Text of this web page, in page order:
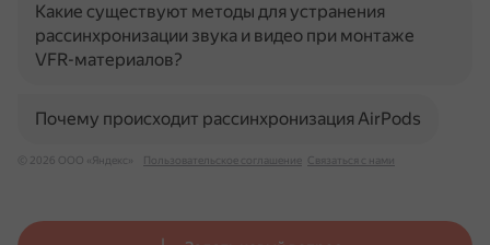
Какие существуют методы для устранения
рассинхронизации звука и видео при монтаже
VFR-материалов?
Почему происходит рассинхронизация AirPods
© 2026 ООО «Яндекс» Пользовательское соглашение Связаться с нами